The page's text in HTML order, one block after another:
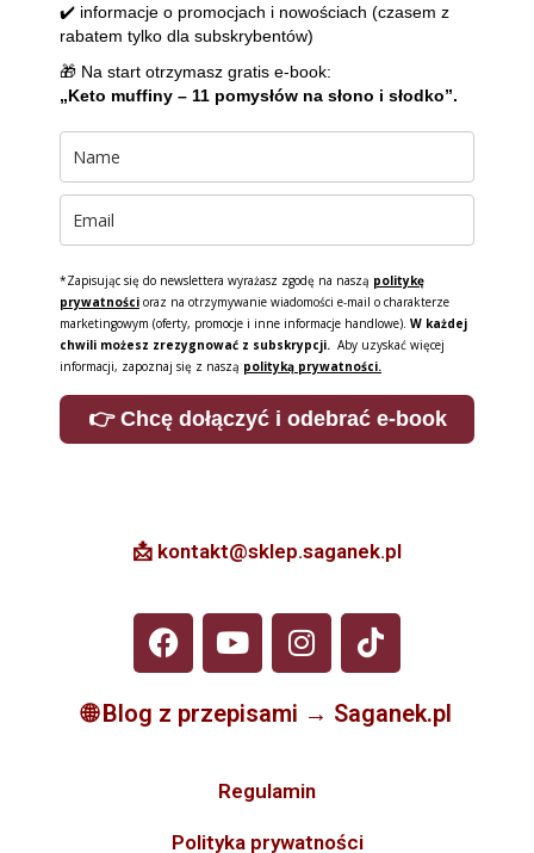
✔️ informacje o promocjach i nowościach (czasem z
rabatem tylko dla subskrybentów)
🎁 Na start otrzymasz gratis e-book:
„Keto muffiny – 11 pomysłów na słono i słodko”.
*Zapisując się do newslettera wyrażasz zgodę na naszą politykę
prywatności oraz na otrzymywanie wiadomości e-mail o charakterze
marketingowym (oferty, promocje i inne informacje handlowe). W każdej
chwili możesz zrezygnować z subskrypcji. Aby uzyskać więcej
informacji, zapoznaj się z naszą polityką prywatności.
👉 Chcę dołączyć i odebrać e-book
📩 kontakt@sklep.saganek.pl
🌐Blog z przepisami → Saganek.pl
Regulamin
Polityka prywatności